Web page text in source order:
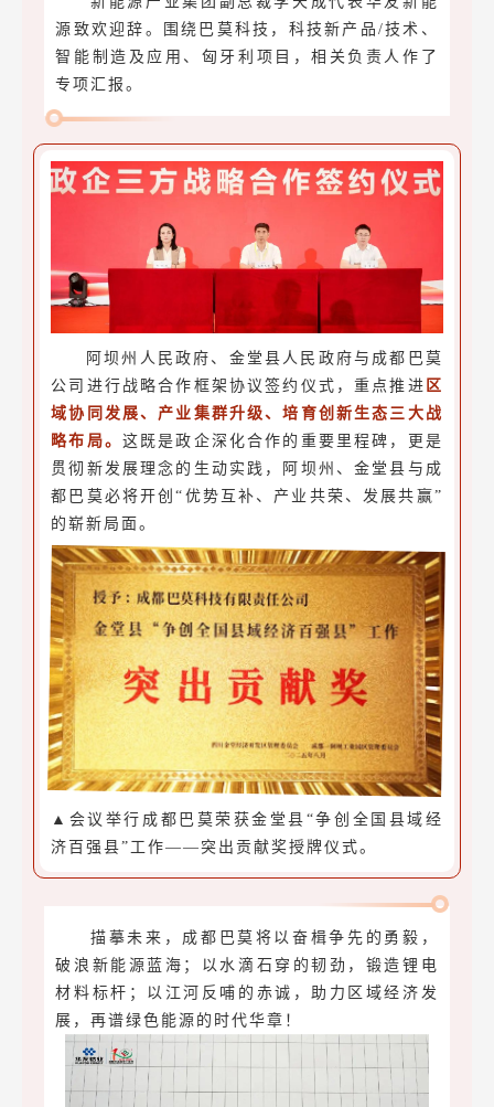
源致欢迎辞。围绕巴莫科技，科技新产品/技术、
智能制造及应用、匈牙利项目，相关负责人作了
专项汇报。
阿坝州人民政府、金堂县人民政府与成都巴莫
公司进行战略合作框架协议签约仪式，重点推进 区
域协同发展、产业集群升级、培育创新生态三大战
略布局。 这既是政企深化合作的重要里程碑，更是
贯彻新发展理念的生动实践，阿坝州、金堂县与成
都巴莫必将开创“优势互补、产业共荣、发展共赢”
的崭新局面。
▲会议举行成都巴莫荣获金堂县“争创全国县域经
济百强县”工作——突出贡献奖授牌仪式。
描摹未来，成都巴莫将以奋楫争先的勇毅，
破浪新能源蓝海；以水滴石穿的韧劲，锻造锂电
材料标杆；以江河反哺的赤诚，助力区域经济发
展，再谱绿色能源的时代华章！